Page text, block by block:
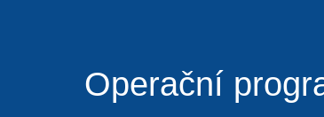
Operační